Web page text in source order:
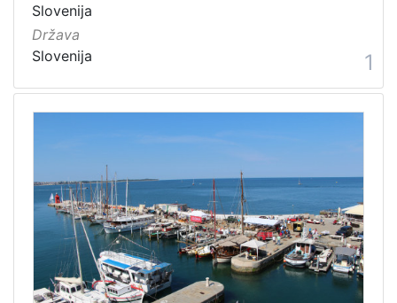
Slovenija
Država
Slovenija
1